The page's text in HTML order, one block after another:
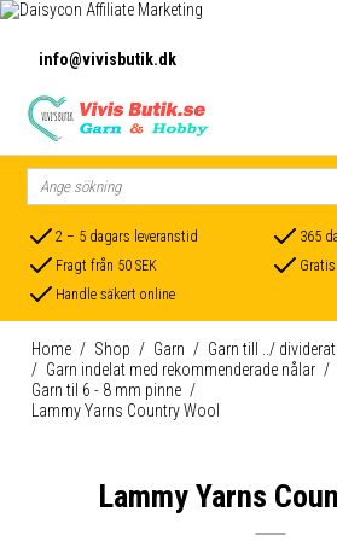
info@vivisbutik.dk
2 – 5 dagars leveranstid
365
Fragt från 50 SEK
Handle säkert online
Home / Shop / Garn / Garn till ../
/ Garn indelat med rekommenderade nålar /
Garn til 6 - 8 mm pinne /
Lammy Yarns Country Wool
Lammy Yarns